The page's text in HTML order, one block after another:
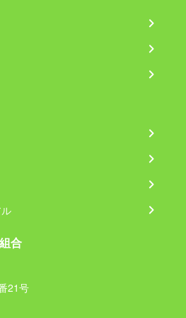
合
21号